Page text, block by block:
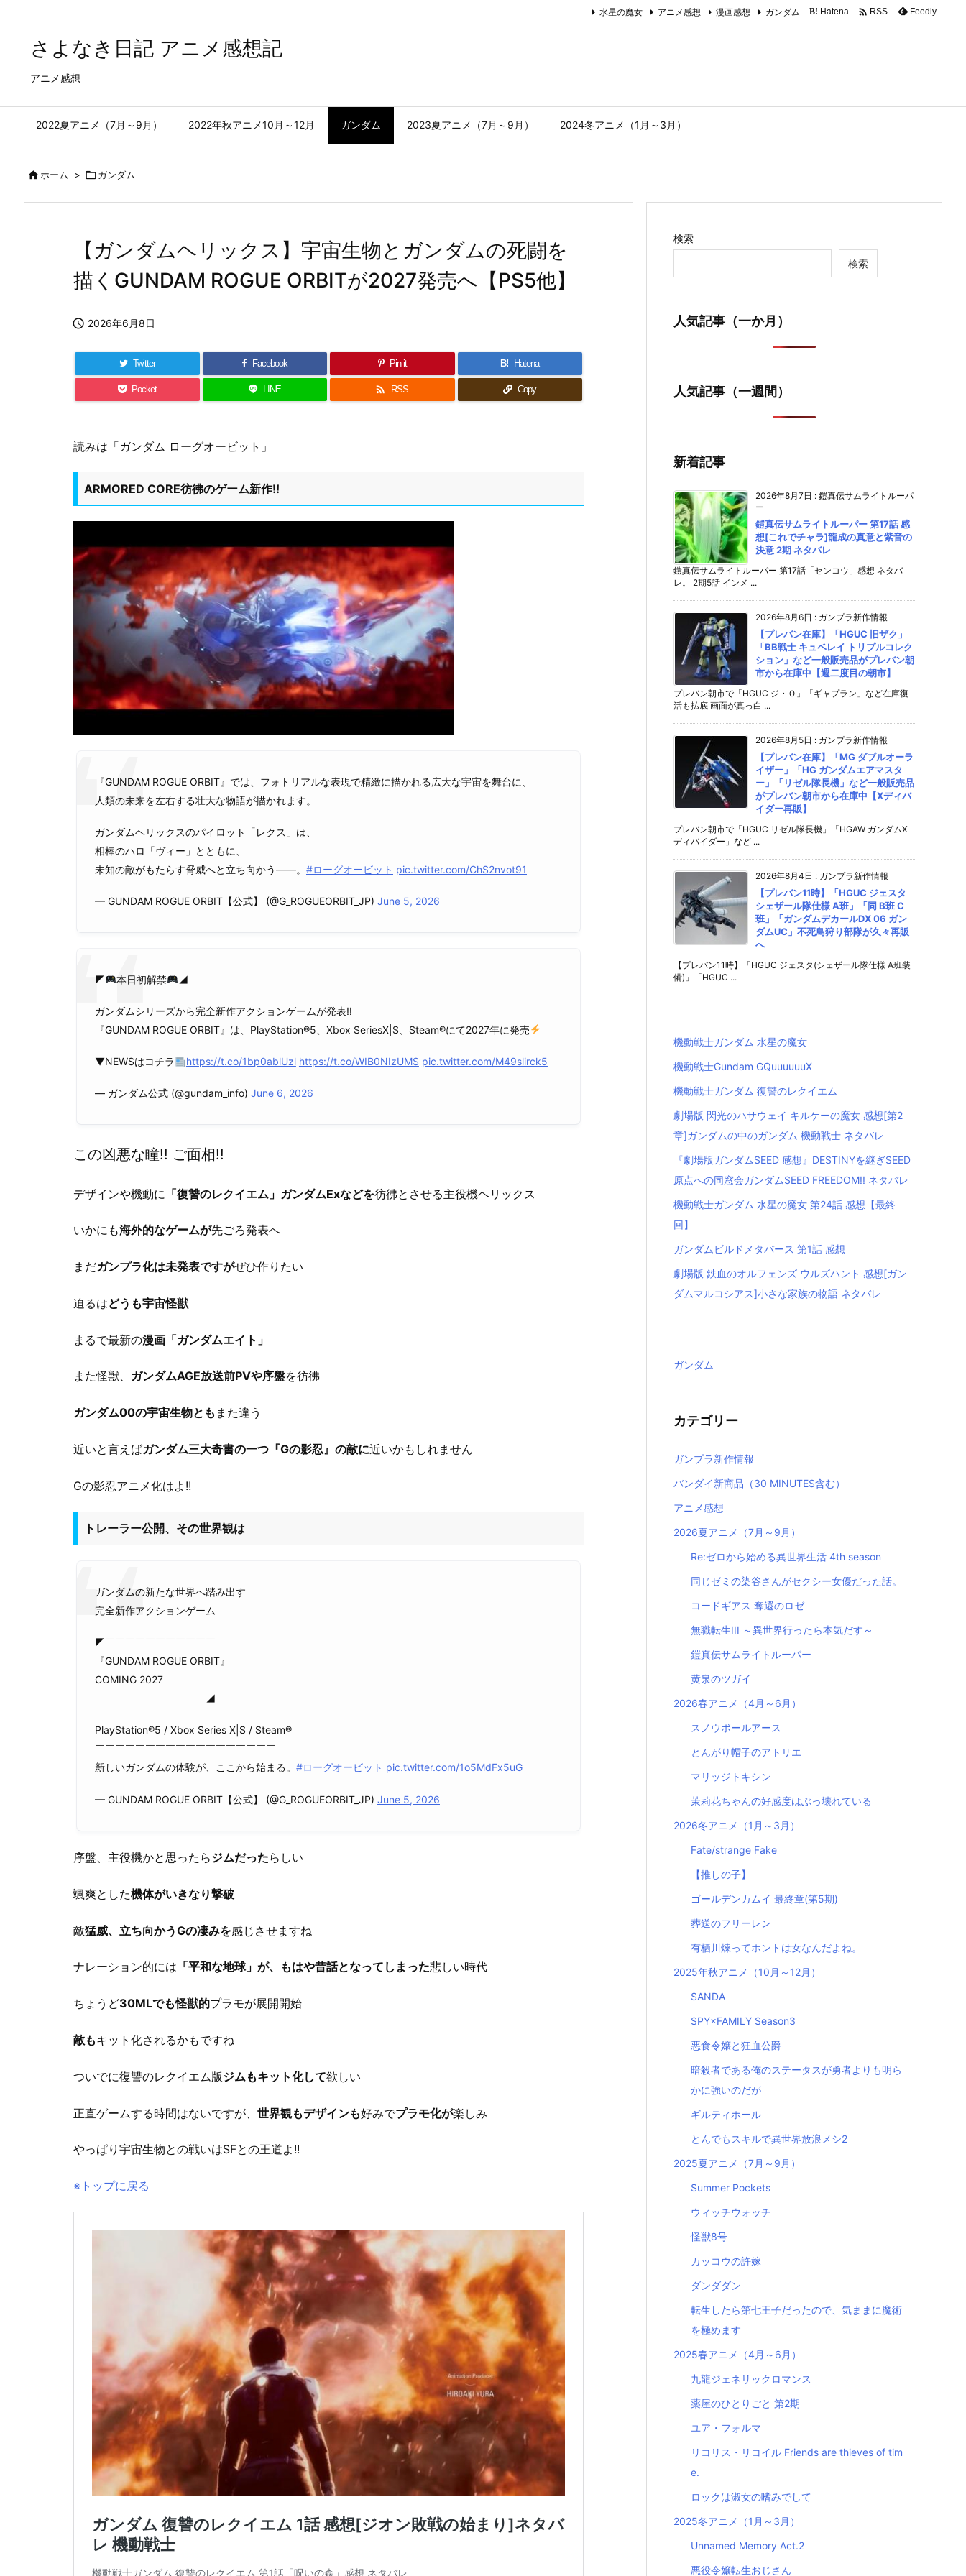
さよなき日記 アニメ感想記
アニメ感想
2022夏アニメ（7月～9月） 2022年秋アニメ10月～12月 ガンダム 2023夏アニメ（7月～9月） 2024冬アニメ（1月～3月）
水星の魔女 アニメ感想 漫画感想 ガンダム B! Hatena  RSS Feedly
ホーム > ガンダム
【ガンダムヘリックス】宇宙生物とガンダムの死闘を
描くGUNDAM ROGUE ORBITが2027発売へ【PS5他】
 2026年6月8日
Twitter Facebook Pin it B! Hatena
Pocket LINE  RSS Copy
読みは「ガンダム ローグオービット」
ARMORED CORE彷彿のゲーム新作!!
『GUNDAM ROGUE ORBIT』では、フォトリアルな表現で精緻に描かれる広大な宇宙を舞台に、
人類の未来を左右する壮大な物語が描かれます。
ガンダムヘリックスのパイロット「レクス」は、
相棒のハロ「ヴィー」とともに、
未知の敵がもたらす脅威へと立ち向かう――。 #ローグオービット pic.twitter.com/ChS2nvot91
— GUNDAM ROGUE ORBIT【公式】 (@G_ROGUEORBIT_JP) June 5, 2026
◤ 本日初解禁 ◢
ガンダムシリーズから完全新作アクションゲームが発表‼
『GUNDAM ROGUE ORBIT』は、PlayStation®5、Xbox SeriesX|S、Steam®にて2027年に発売
▼NEWSはコチラ https://t.co/1bp0ablUzl https://t.co/WIB0NIzUMS pic.twitter.com/M49slirck5
— ガンダム公式 (@gundam_info) June 6, 2026
この凶悪な瞳!! ご面相!!
デザインや機動に 「復讐のレクイエム」ガンダムExなどを彷彿とさせる主役機ヘリックス
いかにも海外的なゲームが先ごろ発表へ
まだガンプラ化は未発表ですがぜひ作りたい
迫るはどうも宇宙怪獣
まるで最新の漫画「ガンダムエイト」
また怪獣、 ガンダムAGE放送前PVや序盤を彷彿
ガンダム00の宇宙生物とも また違う
近いと言えばガンダム三大奇書の一つ『Gの影忍』の敵に近いかもしれません
Gの影忍アニメ化はよ!!
トレーラー公開、その世界観は
ガンダムの新たな世界へ踏み出す
完全新作アクションゲーム
◤￣￣￣￣￣￣￣￣￣￣￣
『GUNDAM ROGUE ORBIT』
COMING 2027
＿＿＿＿＿＿＿＿＿＿＿◢
PlayStation®5 / Xbox Series X|S / Steam®
￣￣￣￣￣￣￣￣￣￣￣￣￣￣￣￣￣￣
新しいガンダムの体験が、ここから始まる。 #ローグオービット pic.twitter.com/1o5MdFx5uG
— GUNDAM ROGUE ORBIT【公式】 (@G_ROGUEORBIT_JP) June 5, 2026
序盤、主役機かと思ったらジムだったらしい
颯爽とした機体がいきなり撃破
敵猛威、立ち向かうGの凄みを感じさせますね
ナレーション的には 「平和な地球」が、もはや昔話となってしまった悲しい時代
ちょうど30MLでも怪獣的プラモが展開開始
敵もキット化されるかもですね
ついでに復讐のレクイエム版ジムもキット化して欲しい
正直ゲームする時間はないですが、 世界観もデザインも好みでプラモ化が楽しみ
やっぱり宇宙生物との戦いはSFとの王道よ!!
※トップに戻る
検索
検索
人気記事（一か月）
人気記事（一週間）
新着記事
2026年8月7日 : 鎧真伝サムライトルーパ
ー
鎧真伝サムライトルーパー 第17話 感
想[これでチャラ]龍成の真意と紫音の
決意 2期 ネタバレ
鎧真伝サムライトルーパー 第17話「センコウ」感想 ネタバ
レ。 2期5話 インメ ...
2026年8月6日 : ガンプラ新作情報
【プレバン在庫】「HGUC 旧ザク」
「BB戦士 キュベレイ トリプルコレク
ション」など一般販売品がプレバン朝
市から在庫中【週二度目の朝市】
プレバン朝市で「HGUC ジ・Ｏ」「ギャプラン」など在庫復
活も払底 画面が真っ白 ...
2026年8月5日 : ガンプラ新作情報
【プレバン在庫】「MG ダブルオーラ
イザー」「HG ガンダムエアマスタ
ー」「リゼル隊長機」など一般販売品
がプレバン朝市から在庫中【Xディバ
イダー再販】
プレバン朝市で「HGUC リゼル隊長機」「HGAW ガンダムX
ディバイダー」など ...
2026年8月4日 : ガンプラ新作情報
【プレバン11時】「HGUC ジェスタ
シェザール隊仕様 A班」「同 B班 C
班」「ガンダムデカールDX 06 ガン
ダムUC」不死鳥狩り部隊が久々再販
へ
【プレバン11時】「HGUC ジェスタ(シェザール隊仕様 A班装
備)」「HGUC ...
機動戦士ガンダム 水星の魔女
機動戦士Gundam GQuuuuuuX
機動戦士ガンダム 復讐のレクイエム
劇場版 閃光のハサウェイ キルケーの魔女 感想[第2
章]ガンダムの中のガンダム 機動戦士 ネタバレ
『劇場版ガンダムSEED 感想』DESTINYを継ぎSEED
原点への同窓会ガンダムSEED FREEDOM!! ネタバレ
機動戦士ガンダム 水星の魔女 第24話 感想【最終
回】
ガンダムビルドメタバース 第1話 感想
劇場版 鉄血のオルフェンズ ウルズハント 感想[ガン
ダムマルコシアス]小さな家族の物語 ネタバレ
ガンダム
カテゴリー
ガンプラ新作情報
バンダイ新商品（30 MINUTES含む）
アニメ感想
2026夏アニメ（7月～9月）
Re:ゼロから始める異世界生活 4th season
同じゼミの染谷さんがセクシー女優だった話。
コードギアス 奪還のロゼ
無職転生III ～異世界行ったら本気だす～
鎧真伝サムライトルーパー
黄泉のツガイ
2026春アニメ（4月～6月）
スノウボールアース
とんがり帽子のアトリエ
マリッジトキシン
茉莉花ちゃんの好感度はぶっ壊れている
2026冬アニメ（1月～3月）
Fate/strange Fake
【推しの子】
ゴールデンカムイ 最終章(第5期)
葬送のフリーレン
有栖川煉ってホントは女なんだよね。
2025年秋アニメ（10月～12月）
SANDA
SPY×FAMILY Season3
悪食令嬢と狂血公爵
暗殺者である俺のステータスが勇者よりも明ら
かに強いのだが
ギルティホール
とんでもスキルで異世界放浪メシ2
2025夏アニメ（7月～9月）
Summer Pockets
ウィッチウォッチ
怪獣8号
カッコウの許嫁
ダンダダン
転生したら第七王子だったので、気ままに魔術
を極めます
2025春アニメ（4月～6月）
九龍ジェネリックロマンス
薬屋のひとりごと 第2期
ユア・フォルマ
リコリス・リコイル Friends are thieves of tim
e.
ロックは淑女の嗜みでして
2025冬アニメ（1月～3月）
Unnamed Memory Act.2
悪役令嬢転生おじさん